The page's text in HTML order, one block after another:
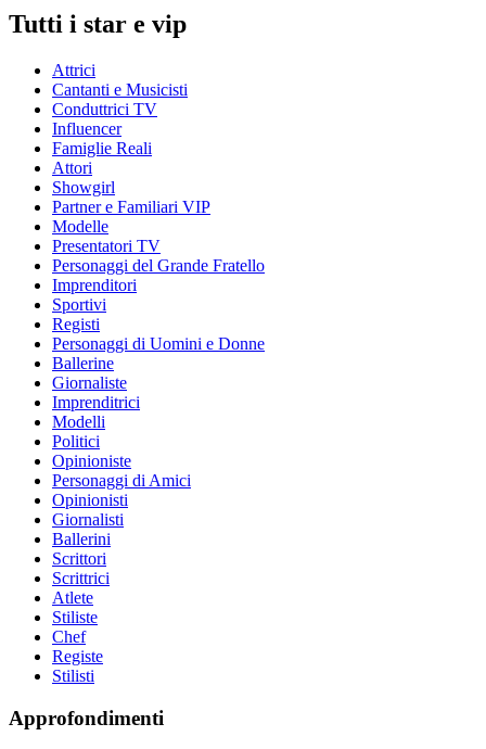
Tutti i star e vip
Attrici
Cantanti e Musicisti
Conduttrici TV
Influencer
Famiglie Reali
Attori
Showgirl
Partner e Familiari VIP
Modelle
Presentatori TV
Personaggi del Grande Fratello
Imprenditori
Sportivi
Registi
Personaggi di Uomini e Donne
Ballerine
Giornaliste
Imprenditrici
Modelli
Politici
Opinioniste
Personaggi di Amici
Opinionisti
Giornalisti
Ballerini
Scrittori
Scrittrici
Atlete
Stiliste
Chef
Registe
Stilisti
Approfondimenti